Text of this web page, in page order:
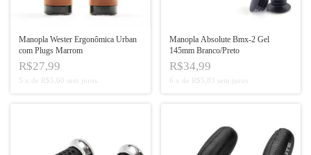
Manopla Wester Ergonômica Urban
com Plugs Marrom
R$27,99
5 x R$5,60 sem juros
Manopla Absolute Bmx-2 Gel
145mm Branco/Preto
R$34,99
6 x R$5,83 sem juros